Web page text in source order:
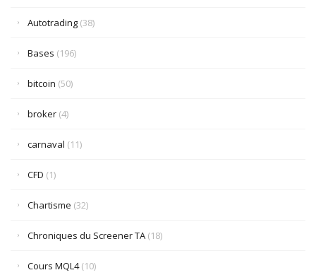
Autotrading (38)
Bases (196)
bitcoin (50)
broker (4)
carnaval (11)
CFD (1)
Chartisme (32)
Chroniques du Screener TA (18)
Cours MQL4(10)